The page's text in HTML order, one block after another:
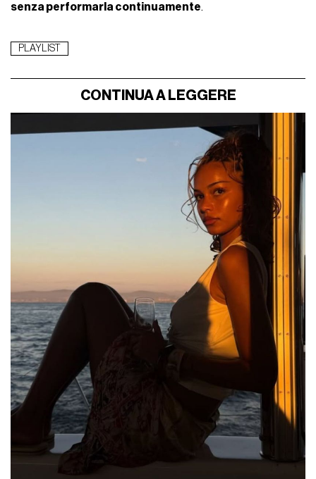
senza performarla continuamente.
PLAYLIST
CONTINUA A LEGGERE